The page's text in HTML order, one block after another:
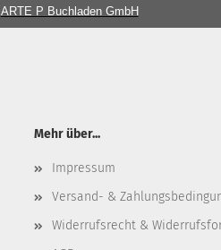
ARTE P Buchladen GmbH
Mehr über...
Impressum
Versand- &
Widerrufsrecht &